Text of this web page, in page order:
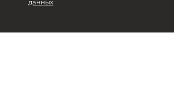
данных